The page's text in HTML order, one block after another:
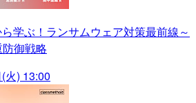
ら学ぶ！ランサムウェア対策最前線～
御戦略
火) 13:00